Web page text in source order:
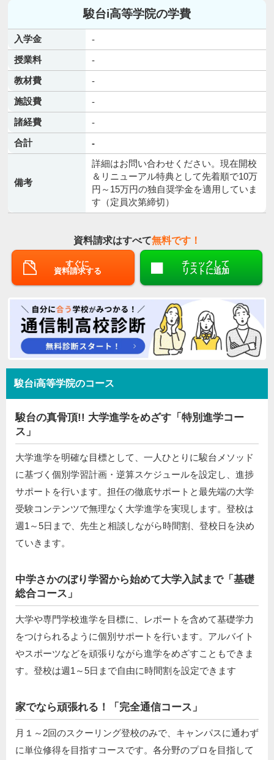
駿台i高等学院の学費
入学金
-
授業料
-
教材費
-
施設費
-
諸経費
-
合計
-
備考
詳細はお問い合わせください。現在開校
＆リニューアル特典として先着順で10万
円～15万円の独自奨学金を適用していま
す（定員次第締切）
資料請求はすべて無料です！
すぐに
資料請求する
チェックして
リストに追加
駿台i高等学院のコース
駿台の真骨頂!! 大学進学をめざす「特別進学コー
ス」
大学進学を明確な目標として、一人ひとりに駿台メソッド
に基づく個別学習計画・逆算スケジュールを設定し、進捗
サポートを行います。担任の徹底サポートと最先端の大学
受験コンテンツで無理なく大学進学を実現します。登校は
週1～5日まで、先生と相談しながら時間割、登校日を決め
ていきます。
中学さかのぼり学習から始めて大学入試まで「基礎
総合コース」
大学や専門学校進学を目標に、レポートを含めて基礎学力
をつけられるように個別サポートを行います。アルバイト
やスポーツなどを頑張りながら進学をめざすこともできま
す。登校は週1～5日まで自由に時間割を設定できます
家でなら頑張れる！「完全通信コース」
月１～2回のスクーリング登校のみで、キャンパスに通わず
に単位修得を目指すコースです。各分野のプロを目指して